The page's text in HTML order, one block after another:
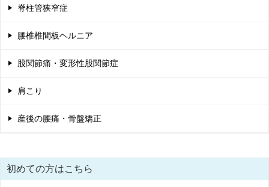
脊柱管狭窄症
腰椎椎間板ヘルニア
股関節痛・変形性股関節症
肩こり
産後の腰痛・骨盤矯正
初めての方はこちら